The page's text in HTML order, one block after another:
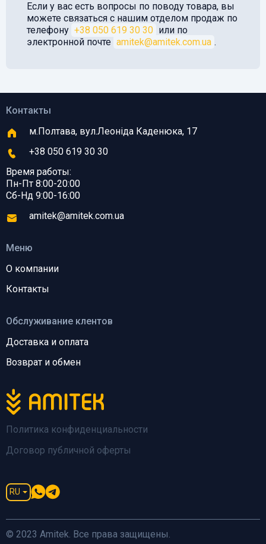
Если у вас есть вопросы по поводу товара, вы
можете связаться с нашим отделом продаж по
телефону +38 050 619 30 30 или по
электронной почте amitek@amitek.com.ua .
Политика конфиденциальности
Договор публичной оферты
RU
Обслуживание клентов
Доставка и оплата
Возврат и обмен
Меню
О компании
Контакты
Контакты
м.Полтава, вул.Леоніда Каденюка, 17
+38 050 619 30 30
Время работы:
Пн-Пт 8:00-20:00
Сб-Нд 9:00-16:00
amitek@amitek.com.ua
© 2023 Amitek. Все права защищены.